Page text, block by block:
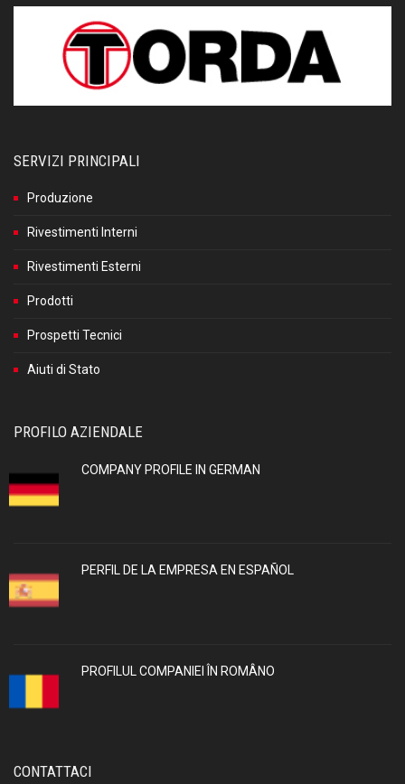
SERVIZI PRINCIPALI
Produzione
Rivestimenti Interni
Rivestimenti Esterni
Prodotti
Prospetti Tecnici
Aiuti di Stato
PROFILO AZIENDALE
COMPANY PROFILE IN GERMAN
PERFIL DE LA EMPRESA EN ESPAÑOL
PROFILUL COMPANIEI ÎN ROMÂNO
CONTATTACI